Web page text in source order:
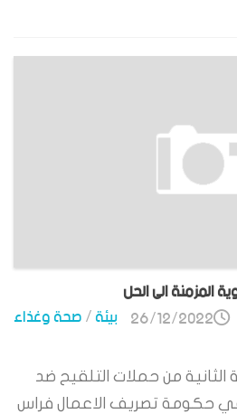
المزمنة الى الحل
بيئة/صحة وغذاء 26/12/2022
الثانية من حملات التلقيح ضد
في حكومة تصريف الاعمال فراس